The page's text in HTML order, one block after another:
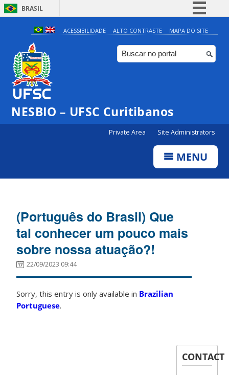
BRASIL
Simplifique!
Comunica BR
Participe
Canais
ACESSIBILIDADE ALTO CONTRASTE MAPA DO SITE
NESBIO – UFSC Curitibanos
Private Area Site Administrators
MENU
(Português do Brasil) Que
tal conhecer um pouco mais
sobre nossa atuação?!
22/09/2023 09:44
Sorry, this entry is only available in Brazilian
Portuguese.
CONTACT